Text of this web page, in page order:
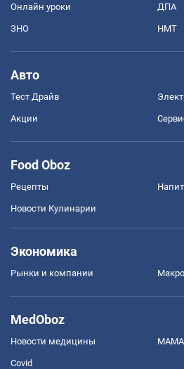
Онлайн уроки ДПА
ЗНО НМТ
Авто
Тест Драйв
Акции
Food Oboz
Рецепты
Новости Кулинарии
Экономика
Рынки и компании
MedOboz
Новости медицины
Covid